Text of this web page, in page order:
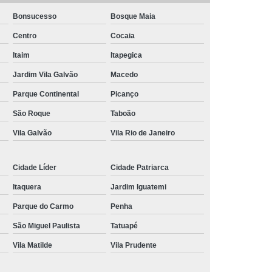
Magnética de Joelho
Magnética de Pelve
de Articulações
do Abdome Total
Tomografia do Tórax
Magnética de Mama
Exame de Imagem Tomografia Pélvica
Ressonância Magnética Cardíaca
Ressonância Magnética da Prostata
Ressonância Magnética de Campo Aberto
Ressonância Magnética do Crânio
Ressonância Magnética do Quadril Esquerdo
Bonsucesso Bosque Maia
Centro Cocaia
Itaim Itapegica
Jardim Vila Galvão Macedo
Parque Continental Picanço
São Roque Taboão
Vila Galvão Vila Rio de Janeiro
Cidade Líder Cidade Patriarca
Itaquera Jardim Iguatemi
Parque do Carmo Penha
São Miguel Paulista Tatuapé
Vila Matilde Vila Prudente